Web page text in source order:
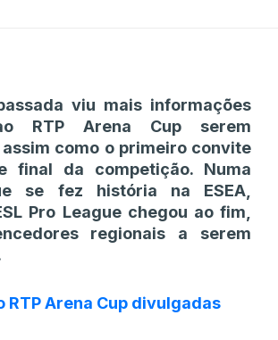
viu mais informações
RTP Arena Cup serem
como o primeiro convite
final da competição. Numa
se fez história na ESEA,
Pro League chegou ao fim,
regionais a serem
RTP Arena Cup divulgadas